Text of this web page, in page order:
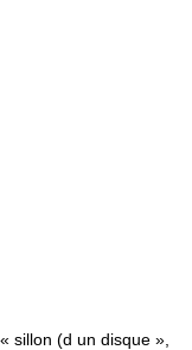
sillon (d un disque »,